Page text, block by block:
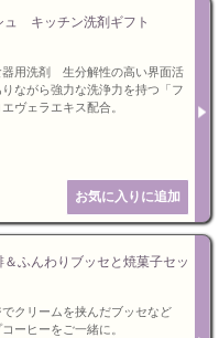
ュ キッチン洗剤ギフト
器用洗剤 生分解性の高い界面活
ながら強力な洗浄力を持つ「フ
ヴェラエキス配合。
＆ふんわりブッセと焼菓子セッ
クリームを挟んだブッセなど
ーヒーをご一緒に。